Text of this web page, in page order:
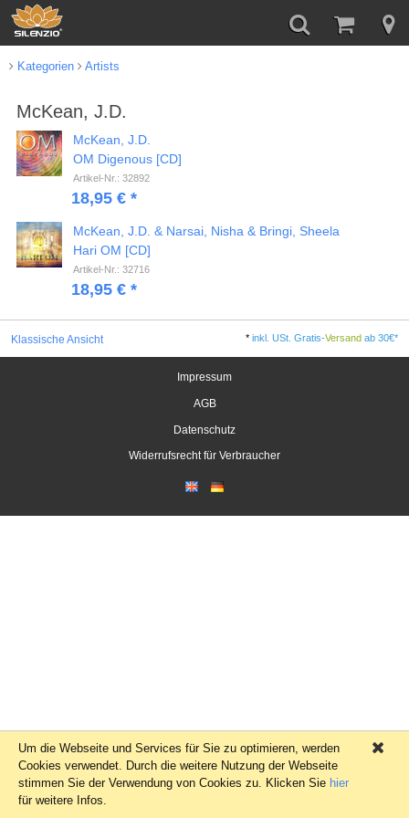
Kategorien Artists
McKean, J.D.
McKean, J.D.
OM Digenous [CD]
Artikel-Nr.: 32892
18,95 € *
McKean, J.D. & Narsai, Nisha & Bringi, Sheela
Hari OM [CD]
Artikel-Nr.: 32716
18,95 € *
Klassische Ansicht *inkl. USt. Gratis-Versand ab 30€*
Impressum
AGB
Datenschutz
Widerrufsrecht für Verbraucher
Um die Webseite und Services für Sie zu optimieren, werden
Cookies verwendet. Durch die weitere Nutzung der Webseite
stimmen Sie der Verwendung von Cookies zu. Klicken Sie hier
für weitere Infos.